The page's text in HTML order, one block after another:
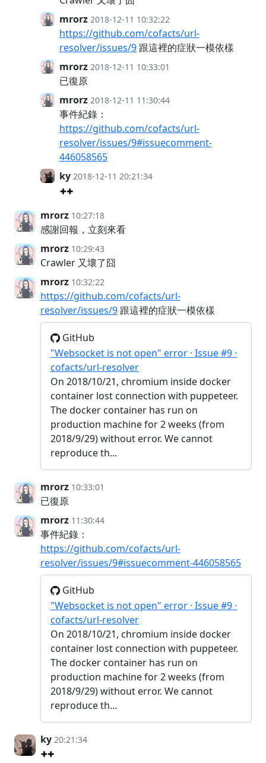
mrorz 2018-12-11 10:32:22
https://github.com/cofacts/url-
resolver/issues/9 跟這裡的症狀一模依樣
mrorz 2018-12-11 10:33:01
已復原
mrorz 2018-12-11 11:30:44
事件紀錄：
https://github.com/cofacts/url-
resolver/issues/9#issuecomment-
446058565
ky 2018-12-11 20:21:34
mrorz 10:27:18
感謝回報，立刻來看
mrorz 10:29:43
Crawler 又壞了囧
mrorz 10:32:22
https://github.com/cofacts/url-
resolver/issues/9 跟這裡的症狀一模依樣
GitHub
"Websocket is not open" error · Issue #9 ·
cofacts/url-resolver
On 2018/10/21, chromium inside docker
container lost connection with puppeteer.
The docker container has run on
production machine for 2 weeks (from
2018/9/29) without error. We cannot
reproduce th...
mrorz 10:33:01
已復原
mrorz 11:30:44
事件紀錄：
https://github.com/cofacts/url-
resolver/issues/9#issuecomment-446058565
GitHub
"Websocket is not open" error · Issue #9 ·
cofacts/url-resolver
On 2018/10/21, chromium inside docker
container lost connection with puppeteer.
The docker container has run on
production machine for 2 weeks (from
2018/9/29) without error. We cannot
reproduce th...
ky 20:21:34